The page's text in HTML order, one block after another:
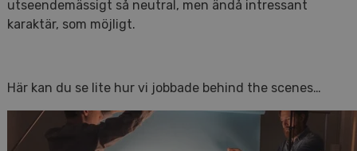
utseendemässigt så neutral, men ändå intressant
karaktär, som möjligt.
Här kan du se lite hur vi jobbade behind the scenes…